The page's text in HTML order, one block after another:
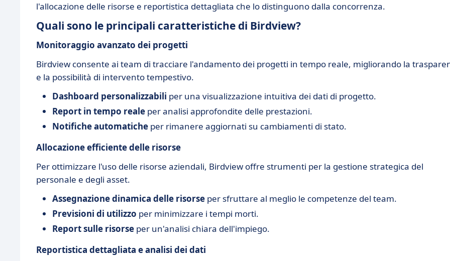
l'allocazione delle risorse e reportistica dettagliata che lo distinguono dalla concorrenza.
Quali sono le principali caratteristiche di Birdview?
Monitoraggio avanzato dei progetti
Birdview consente ai team di tracciare l'andamento dei progetti in tempo reale, migliorando la
e la possibilità di intervento tempestivo.
Dashboard personalizzabili per una visualizzazione intuitiva dei dati di progetto.
Report in tempo reale per analisi approfondite delle prestazioni.
Notifiche automatiche per rimanere aggiornati su cambiamenti di stato.
Allocazione efficiente delle risorse
Per ottimizzare l'uso delle risorse aziendali, Birdview offre strumenti per la gestione strategica del
personale e degli asset.
Assegnazione dinamica delle risorse per sfruttare al meglio le competenze del team.
Previsioni di utilizzo per minimizzare i tempi morti.
Report sulle risorse per un'analisi chiara dell'impiego.
Reportistica dettagliata e analisi dei dati